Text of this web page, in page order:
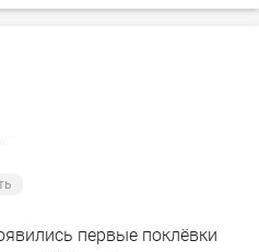
первые поклёвки